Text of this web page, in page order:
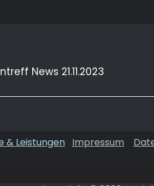
News 21.11.2023
& Leistungen Impressum